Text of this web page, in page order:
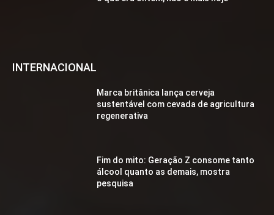
INTERNACIONAL
Marca britânica lança cerveja
sustentável com cevada de agricultura
regenerativa
Fim do mito: Geração Z consome tanto
álcool quanto as demais, mostra
pesquisa